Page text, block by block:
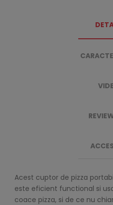
Acest cuptor de pizza
este eficient functional si
coace pizza, si de ce nu